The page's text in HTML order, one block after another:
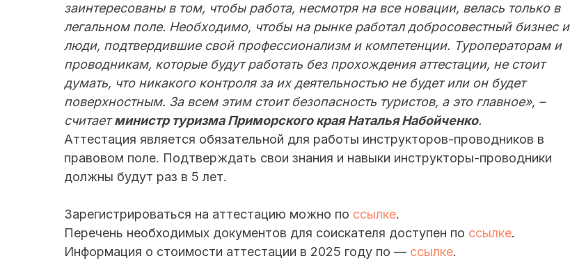
заинтересованы в том, чтобы работа, несмотря на все новации, велась только в
легальном поле. Необходимо, чтобы на рынке работал добросовестный бизнес и
люди, подтвердившие свой профессионализм и компетенции. Туроператорам и
проводникам, которые будут работать без прохождения аттестации, не стоит
думать, что никакого контроля за их деятельностью не будет или он будет
поверхностным. За всем этим стоит безопасность туристов, а это главное», –
считаетминистр туризма Приморского края Наталья Набойченко.
Аттестация является обязательной для работы инструкторов-проводников в
правовом поле. Подтверждать свои знания и навыки инструкторы-проводники
должны будут раз в 5 лет.
Зарегистрироваться на аттестацию можно по ссылке.
Перечень необходимых документов для соискателя доступен по ссылке.
Информация о стоимости аттестации в 2025 году по — ссылке.